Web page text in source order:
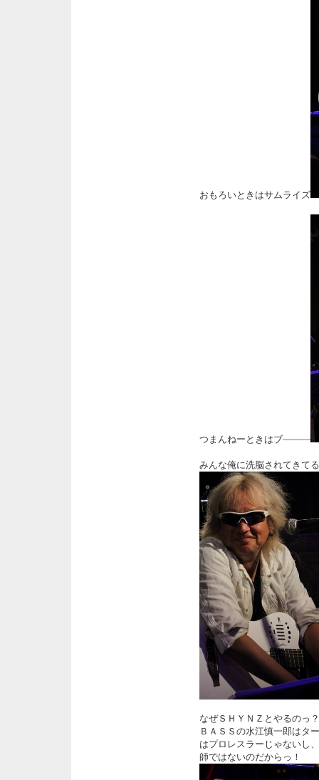
おもろいときはサムライズ
つまんねーときはブ―――
みんな俺に洗脳されてきて
なぜＳＨＹＮＺとやるのっ
ＢＡＳＳの水江慎一郎はタ
はプロレスラーじゃないし
師ではないのだからっ！